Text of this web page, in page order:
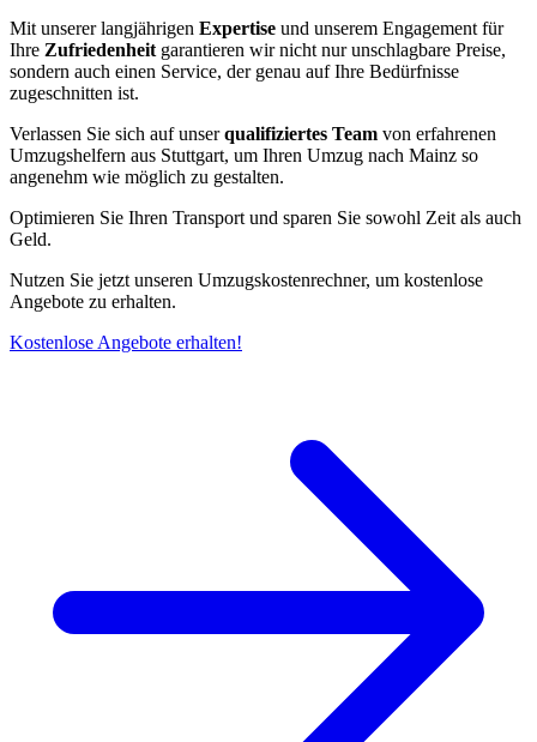
Mit unserer langjährigen Expertise und unserem Engagement für
Ihre Zufriedenheit garantieren wir nicht nur unschlagbare Preise,
sondern auch einen Service, der genau auf Ihre Bedürfnisse
zugeschnitten ist.
Verlassen Sie sich auf unserqualifiziertes Team von erfahrenen
Umzugshelfern aus Stuttgart, um Ihren Umzug nach Mainz so
angenehm wie möglich zu gestalten.
Optimieren Sie Ihren Transport und sparen Sie sowohl Zeit als auch
Geld.
Nutzen Sie jetzt unseren Umzugskostenrechner, um kostenlose
Angebote zu erhalten.
Kostenlose Angebote erhalten!